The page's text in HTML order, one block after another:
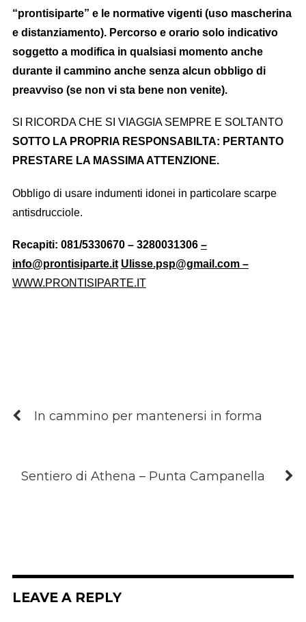
“prontisiparte” e le normative vigenti (uso mascherina
e distanziamento). Percorso e orario solo indicativo
soggetto a modifica in qualsiasi momento anche
durante il cammino anche senza alcun obbligo di
preavviso (se non vi sta bene non venite).
SI RICORDA CHE SI VIAGGIA SEMPRE E SOLTANTO
SOTTO LA PROPRIA RESPONSABILTA: PERTANTO
PRESTARE LA MASSIMA ATTENZIONE.
Obbligo di usare indumenti idonei in particolare scarpe
antisdrucciole.
Recapiti: 081/5330670 – 3280031306 –
info@prontisiparte.it Ulisse.psp@gmail.com–
WWW.PRONTISIPARTE.IT
In cammino per mantenersi in forma
Sentiero di Athena – Punta Campanella
LEAVE A REPLY